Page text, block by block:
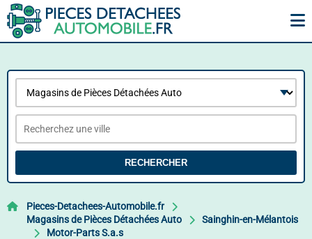
RECHERCHER
Pieces-Detachees-Automobile.fr
Magasins de Pièces Détachées Auto
Sainghin-en-Mélantois
Motor-Parts S.a.s